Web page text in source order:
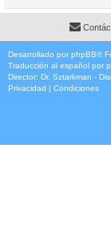
Desarrollado por phpBB®
Traducción al español por
Director: Dr. Sztarkman -
Privacidad | Condiciones